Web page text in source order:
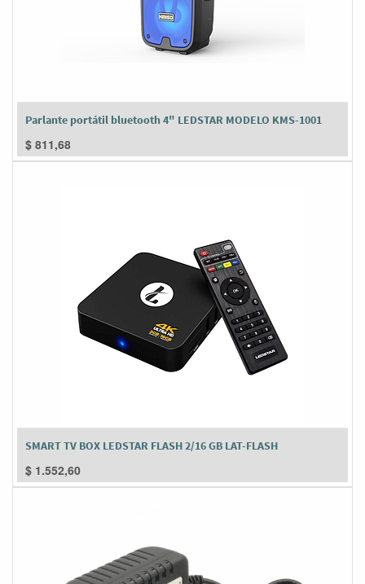
Parlante portátil bluetooth 4" LEDSTAR MODELO KMS-1001
$ 811,68
SMART TV BOX LEDSTAR FLASH 2/16 GB LAT-FLASH
$ 1.552,60